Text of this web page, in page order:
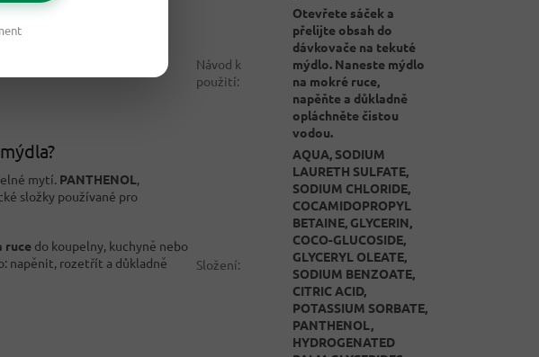
sortiment
mytí. PANTHENOL,
složky používané pro
ruce do koupelny, kuchyně nebo
napěnit, rozetřít a důkladně
Návod k
použití:
Otevřete sáček a
přelijte obsah do
dávkovače na tekuté
mýdlo. Naneste mýdlo
na mokré ruce,
napěňte a důkladně
opláchněte čistou
vodou.
Složení:
AQUA, SODIUM
LAURETH SULFATE,
SODIUM CHLORIDE,
COCAMIDOPROPYL
BETAINE, GLYCERIN,
COCO-GLUCOSIDE,
GLYCERYL OLEATE,
SODIUM BENZOATE,
CITRIC ACID,
POTASSIUM SORBATE,
PANTHENOL,
HYDROGENATED